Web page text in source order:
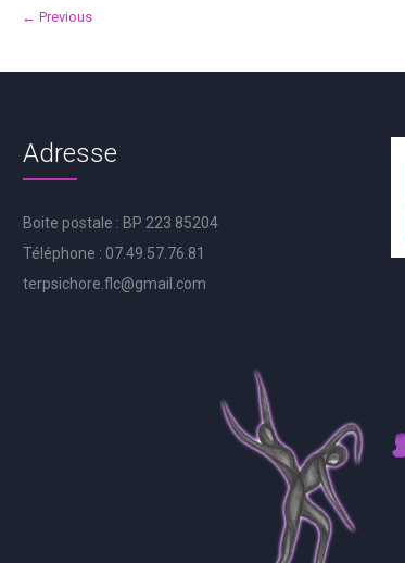
← Previous
Adresse
Boite postale : BP 223 85204
Téléphone : 07.49.57.76.81
terpsichore.flc@gmail.com